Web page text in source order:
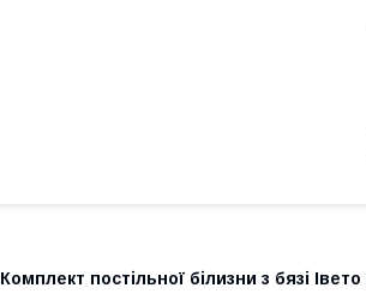
Комплект постільної білизни з бязі Івето